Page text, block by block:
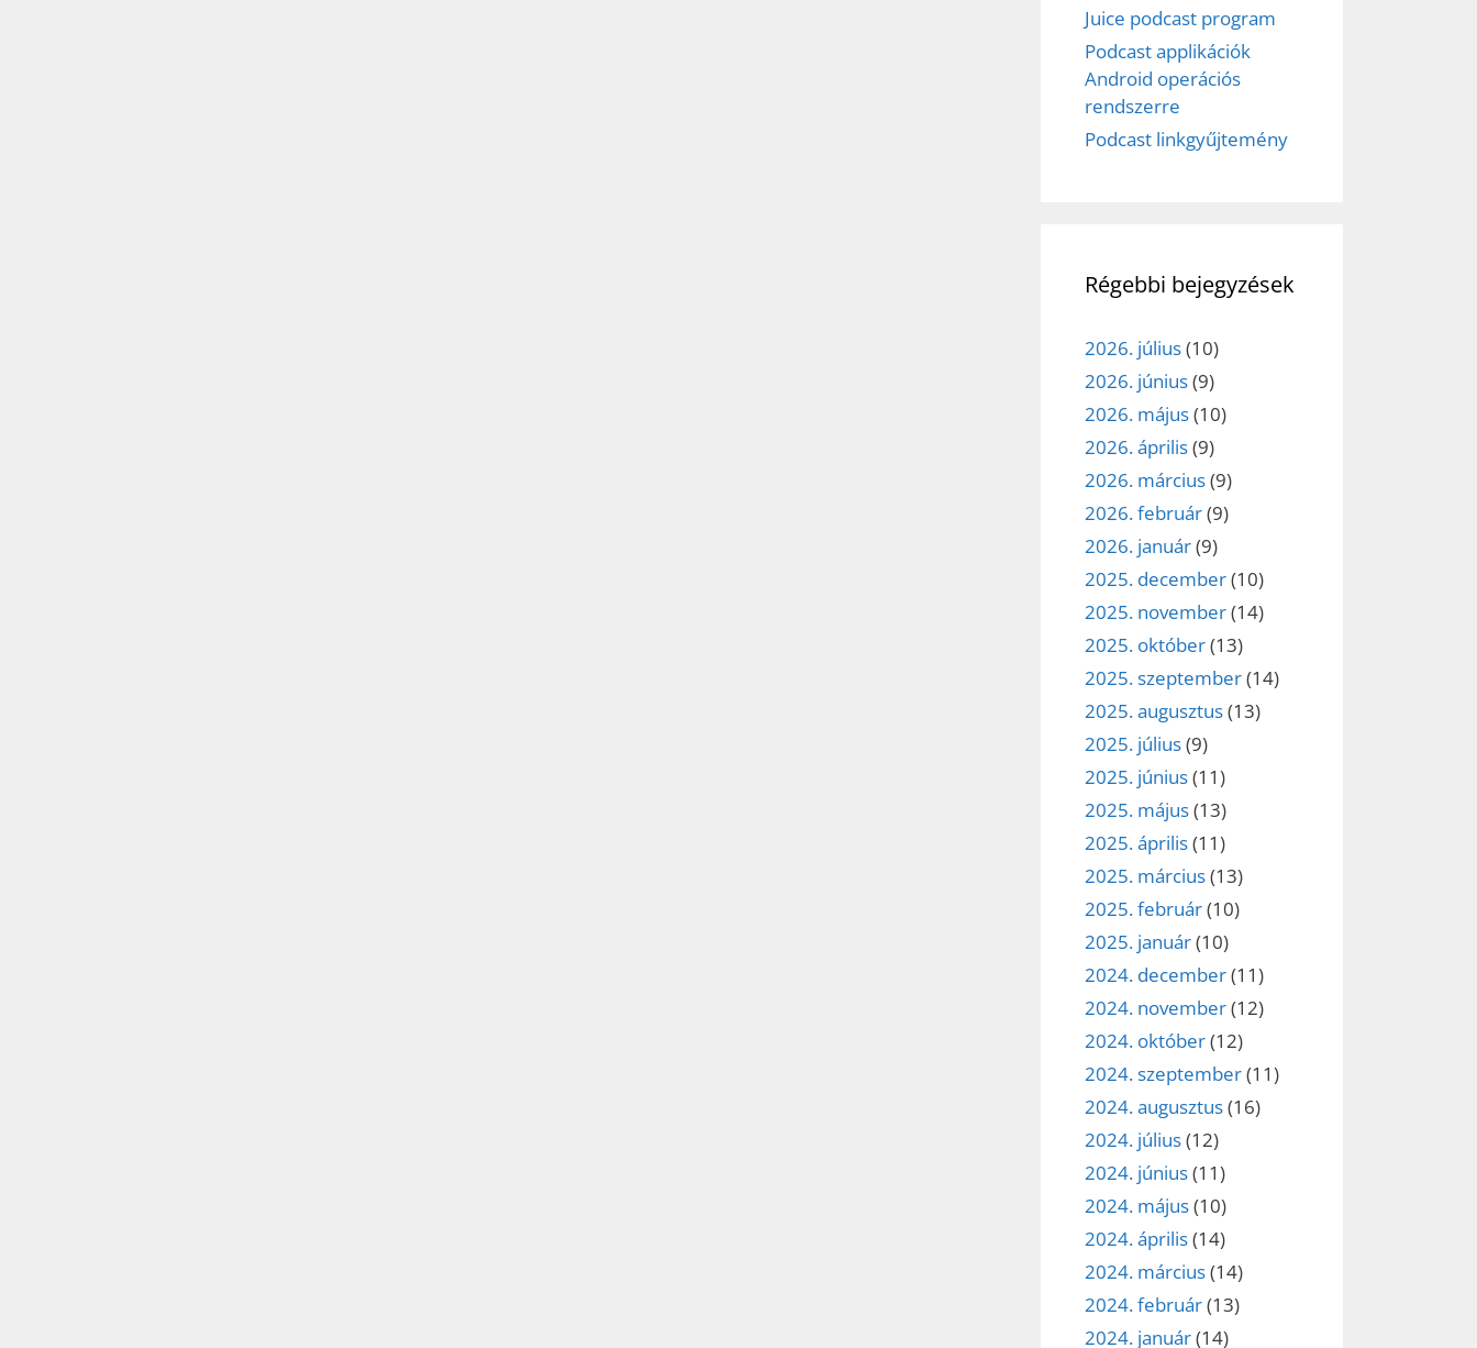
Juice podcast program
Podcast applikációk
Android operációs
rendszerre
Podcast linkgyűjtemény
Régebbi bejegyzések
2026. július(10)
2026. június(9)
2026. május(10)
2026. április(9)
2026. március(9)
2026. február(9)
2026. január(9)
2025. december(10)
2025. november(14)
2025. október(13)
2025. szeptember(14)
2025. augusztus(13)
2025. július(9)
2025. június(11)
2025. május(13)
2025. április(11)
2025. március(13)
2025. február(10)
2025. január(10)
2024. december(11)
2024. november(12)
2024. október(12)
2024. szeptember(11)
2024. augusztus(16)
2024. július(12)
2024. június(11)
2024. május(10)
2024. április(14)
2024. március(14)
2024. február(13)
2024. január(14)